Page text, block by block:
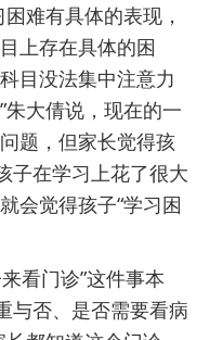
难有具体的表现，
上存在具体的困
目没法集中注意力
大倩说，现在的一
题，但家长觉得孩
子在学习上花了很大
会觉得孩子“学习困
看门诊”这件事本
与否、是否需要看病